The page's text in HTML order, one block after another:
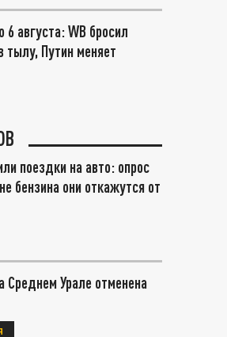
6 августа: WB бросил
Путин меняет
поездки на авто: опрос
бензина они откажутся от
Среднем Урале отменена